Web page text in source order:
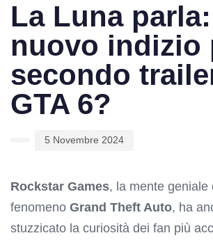
La Luna
nuovo indizio
secondo
GTA 6?
5 Novembre 2024
Rockstar Games, la mente geniale
fenomeno Grand Theft Auto, ha
stuzzicato la curiosità dei fan più